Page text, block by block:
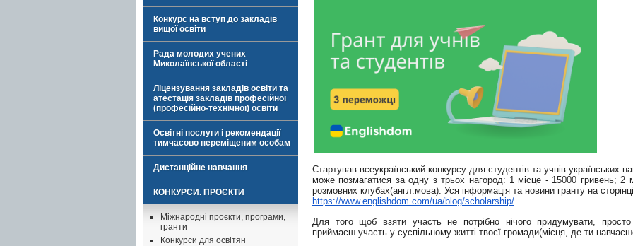
Конкурс на вступ до закладів
вищої освіти
Рада молодих учених
Миколаївської області
Ліцензування закладів освіти та
атестація закладів професійної
(професійно-технічної) освіти
Освітні послуги і рекомендації
тимчасово переміщеним особам
Дистанційне навчання
КОНКУРСИ. ПРОЄКТИ
Міжнародні проєкти, програми,
гранти
Конкурси для освітян
Стартував всеукраїнський конкурсу для студентів та учнів українських
може позмагатися за одну з трьох нагород: 1 місце - 15000 гривень; 2
розмовних клубах(англ.мова). Уся інформація та новини гранту на
https://www.englishdom.com/ua/blog/scholarship/ .
Для того щоб взяти участь не потрібно нічого придумувати,
приймаєш участь у суспільному житті твоєї громади(місця, де ти